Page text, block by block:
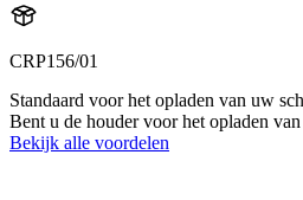
CRP156/01
Standaard voor het opladen van uw
Bent u de houder voor het opladen
Bekijk alle voordelen